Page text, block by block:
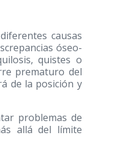
causas
óseo-
quistes o
prematuro del
de la posición y
problemas de
allá del límite